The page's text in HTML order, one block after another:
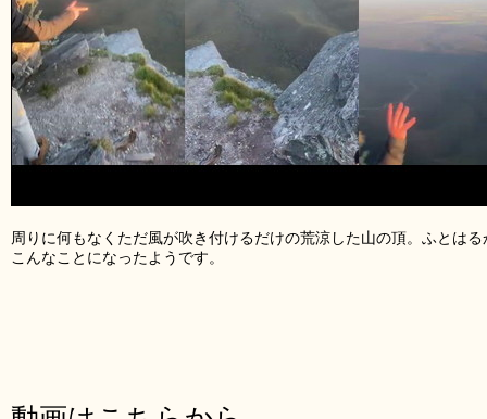
周りに何もなくただ風が吹き付けるだけの荒涼した山の頂。ふとは
こんなことになったようです。